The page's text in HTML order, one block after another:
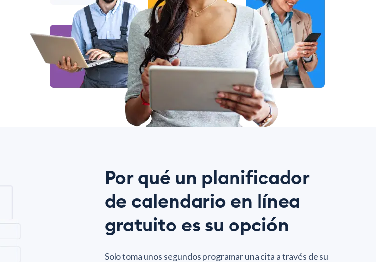
Por qué un planificador
de calendario en línea
gratuito es su opción
Solo toma unos segundos programar una cita a través de su